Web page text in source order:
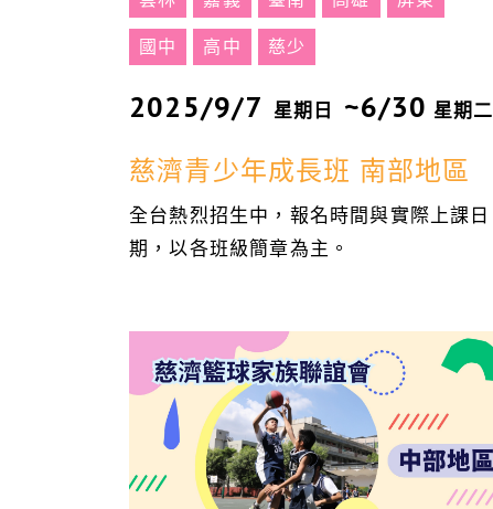
國中 高中 慈少
2025/9/7 星期日 ~6/30 星期二
慈濟青少年成長班 南部地區
全台熱烈招生中，報名時間與實際上課日
期，以各班級簡章為主。